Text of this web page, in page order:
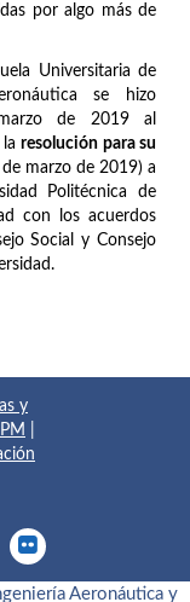
por algo más de
Universitaria de
se hizo
de 2019 al
laresolución para su
marzo de 2019) a
Politécnica de
con los acuerdos
Social y Consejo
y
Aeronáutica y